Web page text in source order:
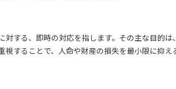
する、即時の対応を指します。その主な目的は
することで、人命や財産の損失を最小限に抑え